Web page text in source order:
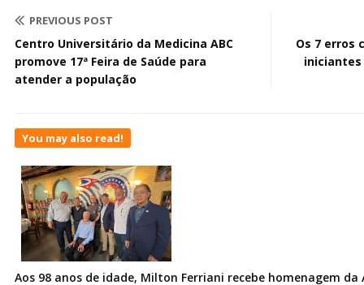
PREVIOUS POST
Centro Universitário da Medicina ABC
promove 17ª Feira de Saúde para
atender a população
Os 7 erros
You may also read!
Aos 98 anos de idade, Milton Ferriani recebe homenagem da